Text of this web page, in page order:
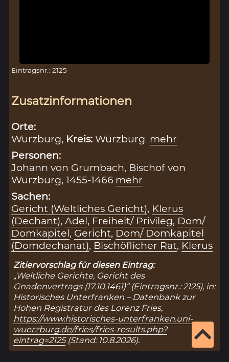
Eintragsnr.: 2125
Zusatzinformationen
Orte:
Würzburg, Kreis:Würzburg mehr
Personen:
Johann von Grumbach, Bischof von
Würzburg, 1455-1466 mehr
Sachen:
Gericht (Weltliches Gericht), Klerus
(Dechant),Adel, Freiheit/ Privileg, Dom/
Domkapitel, Gericht, Dom/ Domkapitel
(Domdechanat), Bischöflicher Rat, Klerus
Zitiervorschlag für diesen Eintrag:
„Weltliche Gerichte, Gericht des
Gnadenvertrags (17.10.1461)“ (Eintragsnr.: 2125), in:
Historisches Unterfranken – Datenbank zur
Hohen Registratur des Lorenz Fries,
https://www.historisches-unterfranken.uni-
wuerzburg.de/fries/fries-results.php?
eintrag=2125(Stand: 10.8.2026).